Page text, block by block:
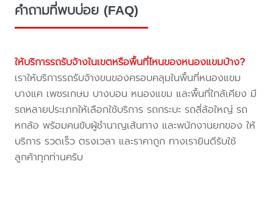
คำถามที่พบบ่อย (FAQ)
ให้บริการรถรับจ้างในเขตหรือพื้นที่ไหนของหนองแขมบ้าง?
เราให้บริการรถรับจ้างขนของครอบคลุมในพื้นที่หนองแขม
บางแค เพชรเกษม บางบอน หนองแขม และพื้นที่ใกล้เคียง มี
รถหลายประเภทให้เลือกใช้บริการ รถกระบะ รถสี่ล้อใหญ่ รถ
หกล้อ พร้อมคนขับผู้ชำนาญเส้นทาง และพนักงานยกของ ให้
บริการ รวดเร็ว ตรงเวลา และราคาถูก ทางเรายินดีรับใช้
ลูกค้าทุกท่านครับ